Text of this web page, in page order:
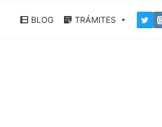
BLOG TRÁMITES